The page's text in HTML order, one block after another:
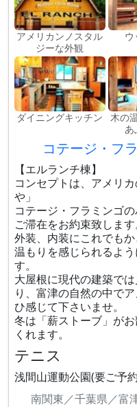
アメリカンノスタル
ジーな外観
ウ
ダイニングキッチン
木の
あ
コテージ・フ
【エルランチ棟】
コンセプトは、アメリ
や」
コテージ・フラミンゴ
ご滞在をお約束致します
外装、内装にこれでも
温もりを感じられるよ
す。
大屋根に現代の建築で
り、富津の自然の中で
ひ感じて下さいませ。
冬は「薪ストーブ」が
くれます。
テニス
浅間山運動公園(要ご予
南関東／千葉県／富